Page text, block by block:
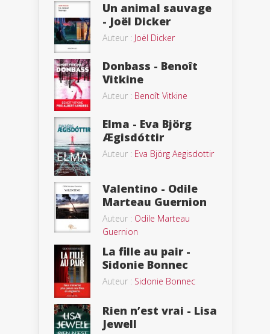
Un animal sauvage
- Joël Dicker
Auteur : Joël Dicker
Donbass - Benoît
Vitkine
Auteur : Benoît Vitkine
Elma - Eva Björg
Ægisdóttir
Auteur : Eva Björg Aegisdottir
Valentino - Odile
Marteau Guernion
Auteur : Odile Marteau
Guernion
La fille au pair -
Sidonie Bonnec
Auteur : Sidonie Bonnec
Rien n’est vrai - Lisa
Jewell